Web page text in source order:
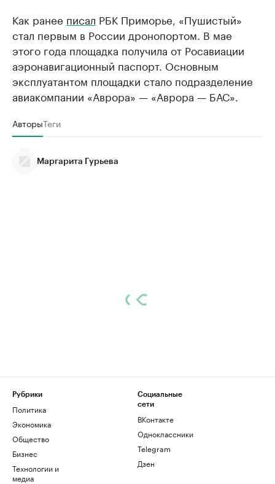
Как ранее писал РБК Приморье, «Пушистый»
стал первым в России дронопортом. В мае
этого года площадка получила от Росавиации
аэронавигационный паспорт. Основным
эксплуатантом площадки стало подразделение
авиакомпании «Аврора» — «Аврора — БАС».
АвторыТеги
Маргарита Гурьева
Рубрики
Политика
Экономика
Общество
Бизнес
Технологии и
медиа
Социальные
сети
ВКонтакте
Одноклассники
Telegram
Дзен